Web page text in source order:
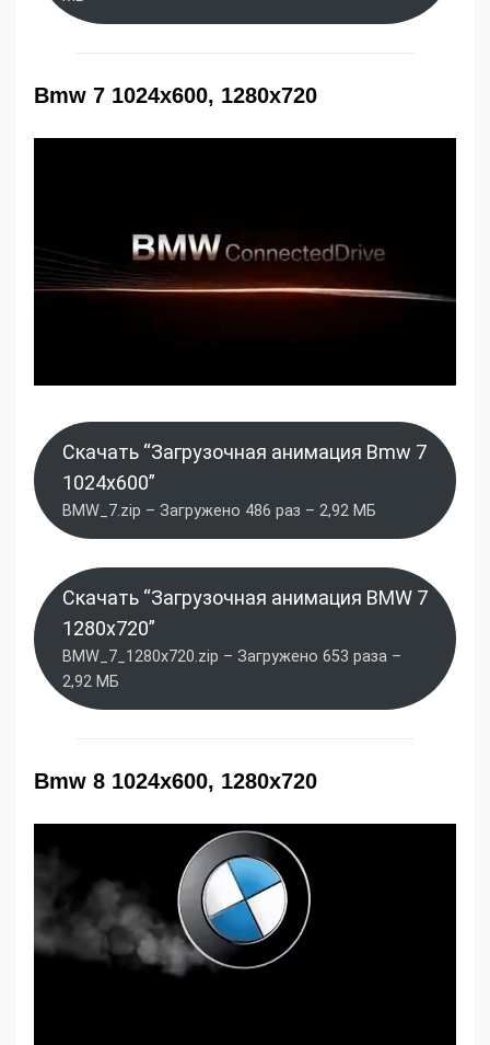
Bmw 7 1024x600, 1280x720
Скачать “Загрузочная анимация Bmw 7
1024x600”
BMW_7.zip – Загружено 486 раз – 2,92 МБ
Скачать “Загрузочная анимация BMW 7
1280x720”
BMW_7_1280x720.zip – Загружено 653 раза –
2,92 МБ
Bmw 8 1024x600, 1280x720